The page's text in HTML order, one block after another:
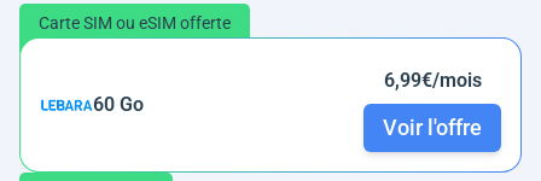
Carte SIM ou eSIM offerte
60 Go
6,99€/mois
Voir l'offre